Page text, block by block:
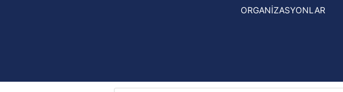
UEFA Konferans Ligi haberleriORGANİZASYONLAR